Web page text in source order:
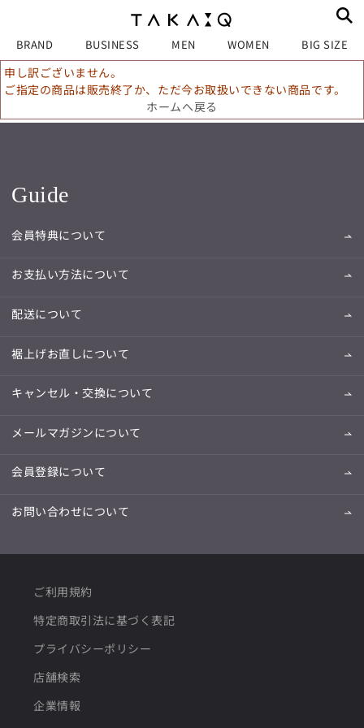
BRAND BUSINESS MEN WOMEN BIG SIZE
申し訳ございません。
ご指定の商品は販売終了か、ただ今お取扱いできない商品です。
ホームへ戻る
Guide
会員特典について
お支払い方法について
配送について
裾上げお直しについて
キャンセル・交換について
メールマガジンについて
会員登録について
お問い合わせについて
ご利用規約
特定商取引法に基づく表記
プライバシーポリシー
店舗検索
企業情報